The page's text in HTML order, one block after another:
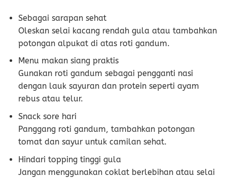
Sebagai sarapan sehat
Oleskan selai kacang rendah gula atau tambahkan
potongan alpukat di atas roti gandum.
Menu makan siang praktis
Gunakan roti gandum sebagai pengganti nasi
dengan lauk sayuran dan protein seperti ayam
rebus atau telur.
Snack sore hari
Panggang roti gandum, tambahkan potongan
tomat dan sayur untuk camilan sehat.
Hindari topping tinggi gula
Jangan menggunakan coklat berlebihan atau selai